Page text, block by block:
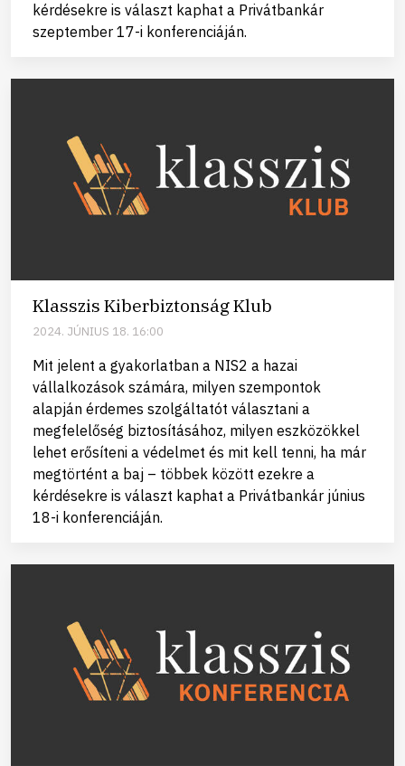
kérdésekre is választ kaphat a Privátbankár
szeptember 17-i konferenciáján.
Klasszis Kiberbiztonság Klub
2024. JÚNIUS 18. 16:00
Mit jelent a gyakorlatban a NIS2 a hazai
vállalkozások számára, milyen szempontok
alapján érdemes szolgáltatót választani a
megfelelőség biztosításához, milyen eszközökkel
lehet erősíteni a védelmet és mit kell tenni, ha már
megtörtént a baj – többek között ezekre a
kérdésekre is választ kaphat a Privátbankár június
18-i konferenciáján.